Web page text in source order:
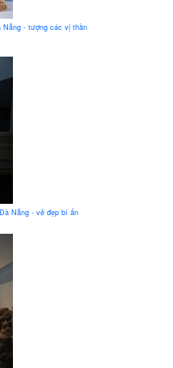
- tượng các vị thần
Nẵng - vẻ đẹp bí ẩn